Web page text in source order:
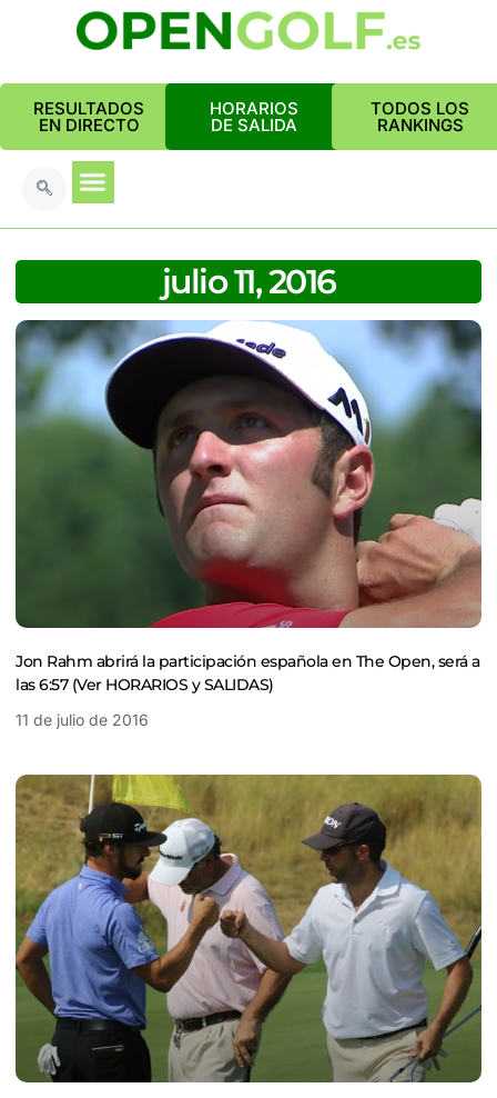
RESULTADOS
EN DIRECTO
HORARIOS
DE SALIDA
TODOS LOS
RANKINGS
julio 11, 2016
Jon Rahm abrirá la participación española en The Open, será a
las 6:57 (Ver HORARIOS y SALIDAS)
11 de julio de 2016